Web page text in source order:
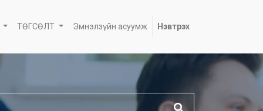
ТӨГСӨЛТ Эмнэлзүйн асуумж Нэвтрэх